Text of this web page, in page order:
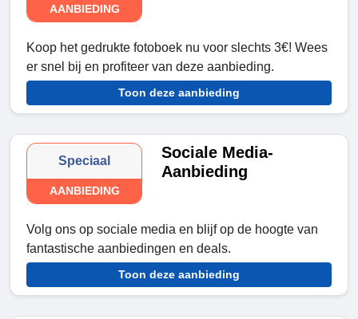
AANBIEDING
Koop het gedrukte fotoboek nu voor slechts 3€! Wees
er snel bij en profiteer van deze aanbieding.
Toon deze aanbieding
Speciaal
AANBIEDING
Sociale Media-
Aanbieding
Volg ons op sociale media en blijf op de hoogte van
fantastische aanbiedingen en deals.
Toon deze aanbieding